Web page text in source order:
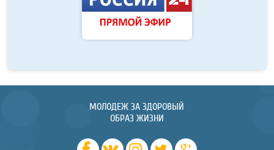
МОЛОДЕЖ ЗА ЗДОРОВЫЙ
ОБРАЗ ЖИЗНИ